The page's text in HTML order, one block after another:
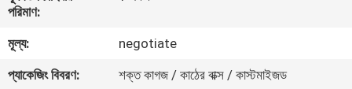
কারখানা
ভ্রমণ
পরিমাণ:
মূল্য:
negotiate
প্যাকেজিং বিবরণ:
শক্ত কাগজ / কাঠের বাক্স / কাস্টমাইজড